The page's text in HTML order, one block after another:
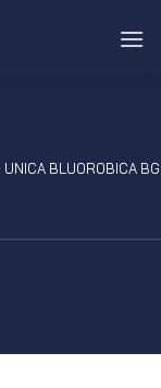
BLUOROBICA BG